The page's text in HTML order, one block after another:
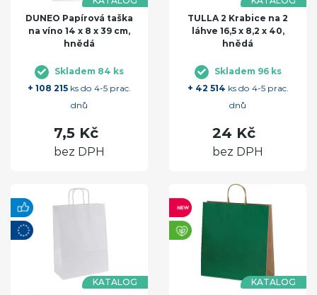
DUNEO Papírová taška
na víno 14 x 8 x 39 cm,
hnědá
Skladem 84 ks
+ 108 215 ks do 4-5 prac.
dnů
7,5 Kč
bez DPH
TULLA 2 Krabice na 2
láhve 16,5 x 8,2 x 40,
hnědá
Skladem 96 ks
+ 42 514 ks do 4-5 prac.
dnů
24 Kč
bez DPH
KATALOG
KATALOG